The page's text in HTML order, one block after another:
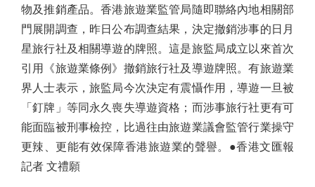
物及推銷產品。香港旅遊業監管局隨即聯絡內地相關部
門展開調查，昨日公布調查結果，決定撤銷涉事的日月
星旅行社及相關導遊的牌照。這是旅監局成立以來首次
引用《旅遊業條例》撤銷旅行社及導遊牌照。有旅遊業
界人士表示，旅監局今次決定有震懾作用，導遊一旦被
「釘牌」等同永久喪失導遊資格；而涉事旅行社更有可
能面臨被刑事檢控，比過往由旅遊業議會監管行業操守
更辣、更能有效保障香港旅遊業的聲譽。●香港文匯報
記者 文禮願